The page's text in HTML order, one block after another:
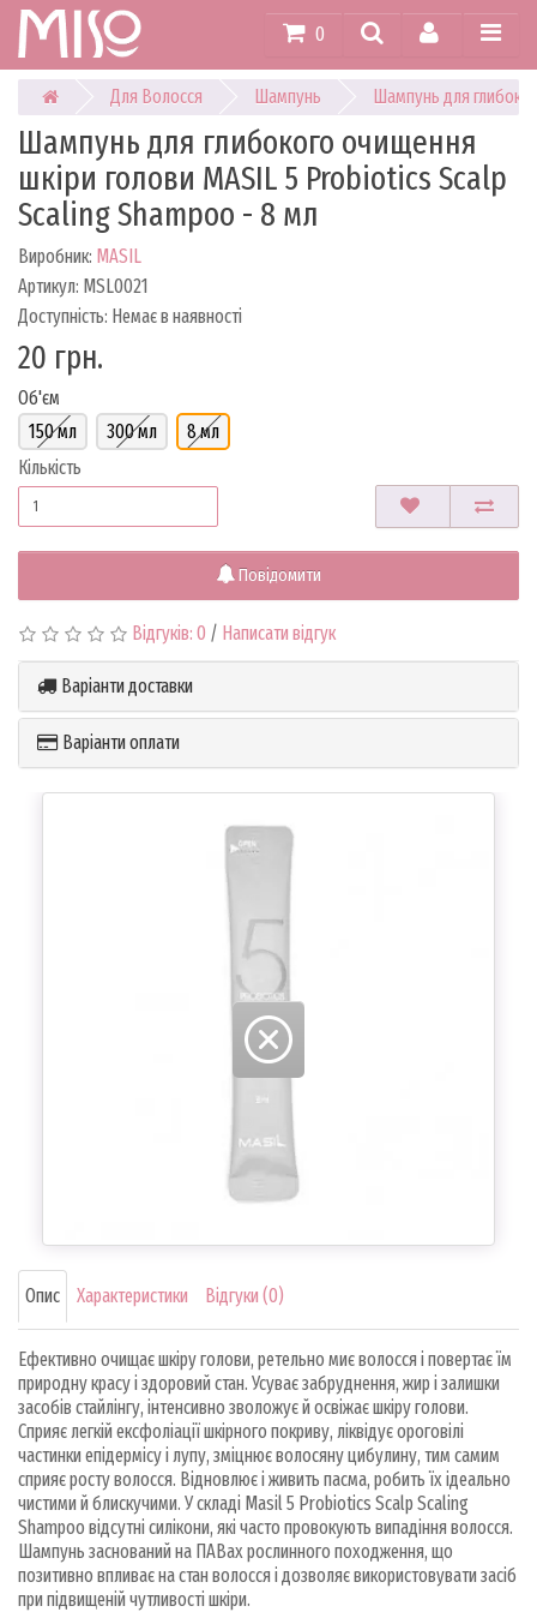
0
Для Волосся Шампунь Шампунь для
Шампунь для глибокого очищення
шкіри голови MASIL 5 Probiotics Scalp
Scaling Shampoo - 8 мл
Виробник: MASIL
Артикул: MSL0021
Доступність: Немає в наявності
20 грн.
Об'єм
150 мл
300 мл
8 мл
Кількість
Повідомити
Відгуків: 0 / Написати відгук
Варіанти доставки
Варіанти оплати
Опис Характеристики Відгуки (0)
Ефективно очищає шкіру голови, ретельно миє волосся і повертає їм
природну красу і здоровий стан. Усуває забруднення, жир і залишки
засобів стайлінгу, інтенсивно зволожує й освіжає шкіру голови.
Сприяє легкій ексфоліації шкірного покриву, ліквідує ороговілі
частинки епідермісу і лупу, зміцнює волосяну цибулину, тим самим
сприяє росту волосся. Відновлює і живить пасма, робить їх ідеально
чистими й блискучими. У складі Masil 5 Probiotics Scalp Scaling
Shampoo відсутні силікони, які часто провокують випадіння волосся.
Шампунь заснований на ПАВах рослинного походження, що
позитивно впливає на стан волосся і дозволяє використовувати засіб
при підвищеній чутливості шкіри.